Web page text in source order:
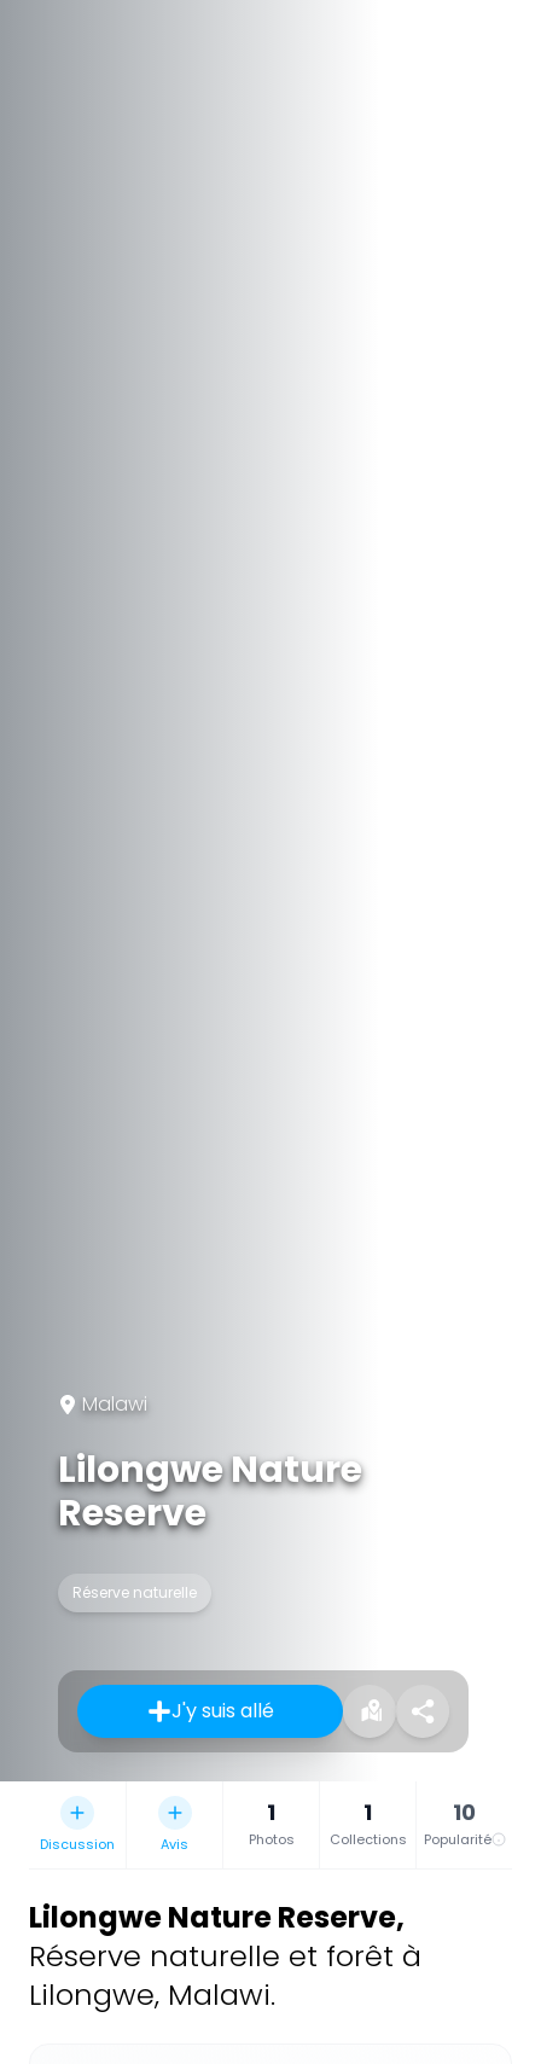
Malawi
Lilongwe Nature
Reserve
Réserve naturelle
J'y suis allé
Discussion Avis
1
Photos
1
Collections
10
Popularité
Lilongwe Nature Reserve,
Réserve naturelle et forêt à
Lilongwe, Malawi.